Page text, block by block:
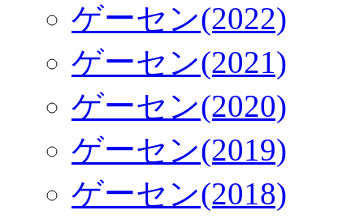
ゲーセン(2022)
ゲーセン(2021)
ゲーセン(2020)
ゲーセン(2019)
ゲーセン(2018)